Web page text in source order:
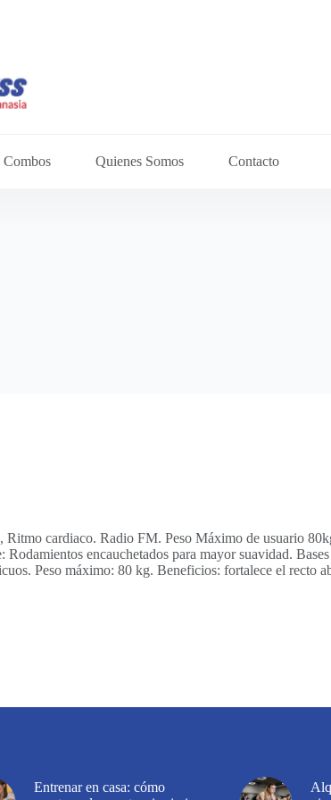
Combos Quienes Somos Contacto
cardiaco. Radio FM. Peso Máximo de usuario
encauchetados para mayor suavidad.
Peso máximo: 80 kg. Beneficios: fortalece el recto
Entrenar en casa: cómo